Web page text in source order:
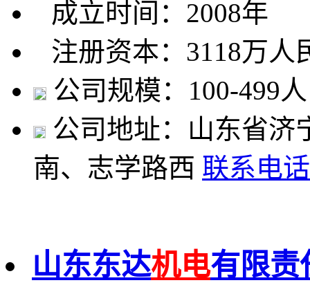
成立时间：2008年
注册资本：3118万人
公司规模：100-499人
公司地址：山东省济
南、志学路西 联系电话
山东东达机电有限责